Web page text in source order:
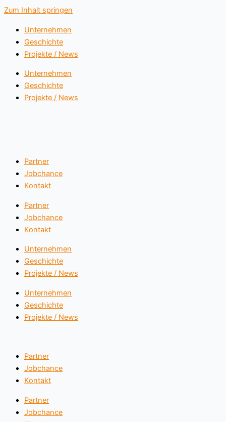
Zum Inhalt springen
Unternehmen
Geschichte
Projekte / News
Unternehmen
Geschichte
Projekte / News
Partner
Jobchance
Kontakt
Partner
Jobchance
Kontakt
Unternehmen
Geschichte
Projekte / News
Unternehmen
Geschichte
Projekte / News
Partner
Jobchance
Kontakt
Partner
Jobchance